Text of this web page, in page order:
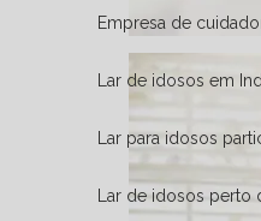
Empresa de
Lar de idosos em
Lar para idosos
Lar de idosos